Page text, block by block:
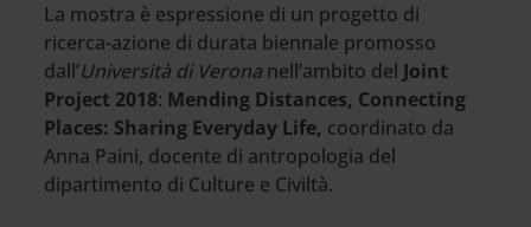
La mostra è espressione di un progetto di
ricerca-azione di durata biennale promosso
dall’Università di Verona nell’ambito del Joint
Project 2018: Mending Distances, Connecting
Places: Sharing Everyday Life, coordinato da
Anna Paini, docente di antropologia del
dipartimento di Culture e Civiltà.